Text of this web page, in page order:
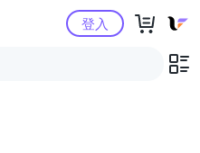
Yahoo購物中心登入